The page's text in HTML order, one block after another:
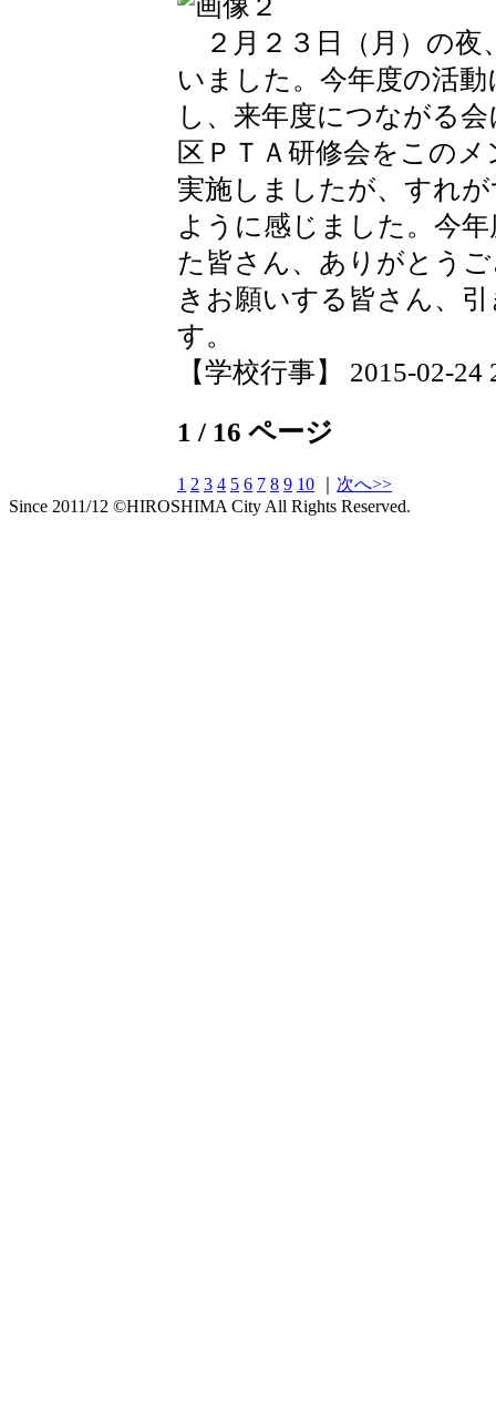
２月２３日（月）の夜
いました。今年度の活
し、来年度につながる
区ＰＴＡ研修会をこの
実施しましたが、すれ
ように感じました。今
た皆さん、ありがとう
きお願いする皆さん、
す。
【学校行事】 2015-02-24
1 / 16 ページ
1 2 3 4 5 6 7 8 9 10
次へ>>
Since 2011/12 ©HIROSHIMA City All Rights Reserved.